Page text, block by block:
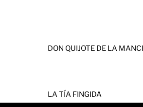
DON QUIJOTE DE LA
LA TÍA FINGIDA